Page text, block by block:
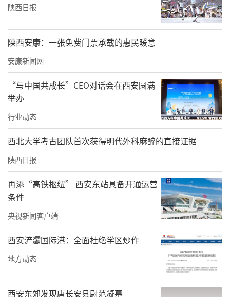
陕西日报
陕西安康：一张免费门票承载的惠民暖意
安康新闻网
“与中国共成长”CEO对话会在西安圆满
举办
行业动态
西北大学考古团队首次获得明代外科麻醉的直接证据
陕西日报
再添“高铁枢纽” 西安东站具备开通运营
条件
央视新闻客户端
西安浐灞国际港：全面杜绝学区炒作
地方动态
西安东郊发现唐长安县尉范凝墓